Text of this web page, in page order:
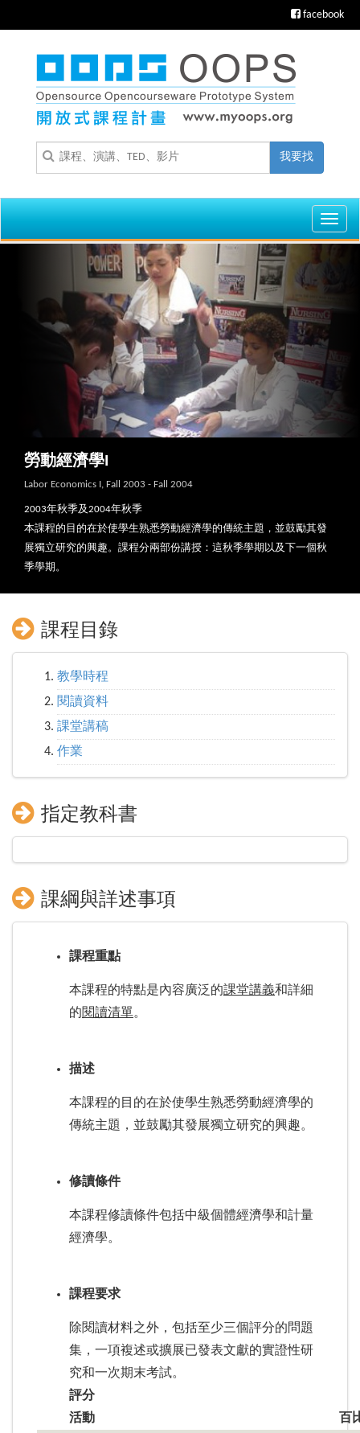
facebook
我要找
勞動經濟學I
Labor Economics I, Fall 2003 - Fall 2004
2003年秋季及2004年秋季
本課程的目的在於使學生熟悉勞動經濟學的傳統主題，並鼓勵其發
展獨立研究的興趣。課程分兩部份講授：這秋季學期以及下一個秋
季學期。
課程目錄
教學時程
閱讀資料
課堂講稿
作業
指定教科書
課綱與詳述事項
課程重點
本課程的特點是內容廣泛的課堂講義和詳細
的閱讀清單。
描述
本課程的目的在於使學生熟悉勞動經濟學的
傳統主題，並鼓勵其發展獨立研究的興趣。
修讀條件
本課程修讀條件包括中級個體經濟學和計量
經濟學。
課程要求
除閱讀材料之外，包括至少三個評分的問題
集，一項複述或擴展已發表文獻的實證性研
究和一次期末考試。
評分
活動
百